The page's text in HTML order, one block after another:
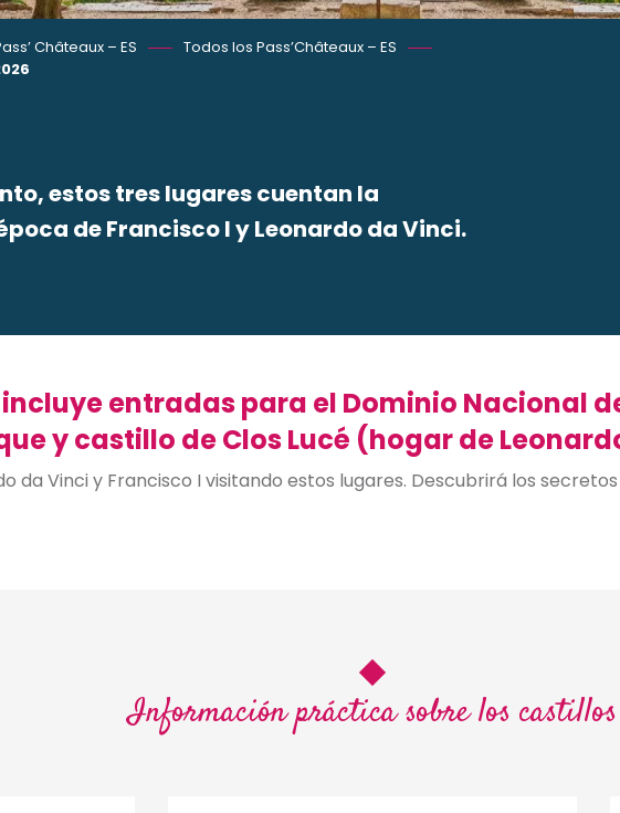
Châteaux – ES
Todos los Pass’Châteaux – ES
estos tres lugares cuentan la
de Francisco I y Leonardo da Vinci.
aux favoris
incluye entradas para el Dominio Nacional
y castillo de Clos Lucé (hogar de
da Vinci y Francisco I visitando estos lugares. Descubrirá los
Información práctica sobre los castillos